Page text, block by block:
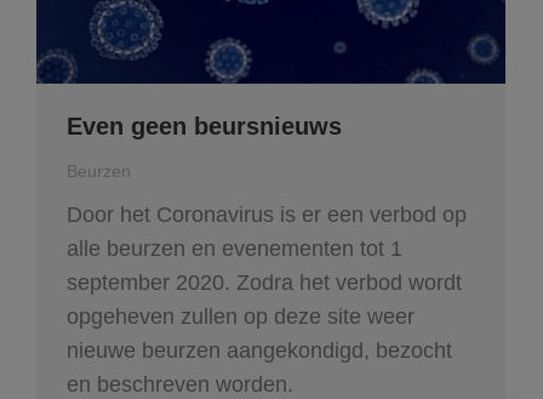
Even geen beursnieuws
Beurzen
Door het Coronavirus is er een verbod op
alle beurzen en evenementen tot 1
september 2020. Zodra het verbod wordt
opgeheven zullen op deze site weer
nieuwe beurzen aangekondigd, bezocht
en beschreven worden.